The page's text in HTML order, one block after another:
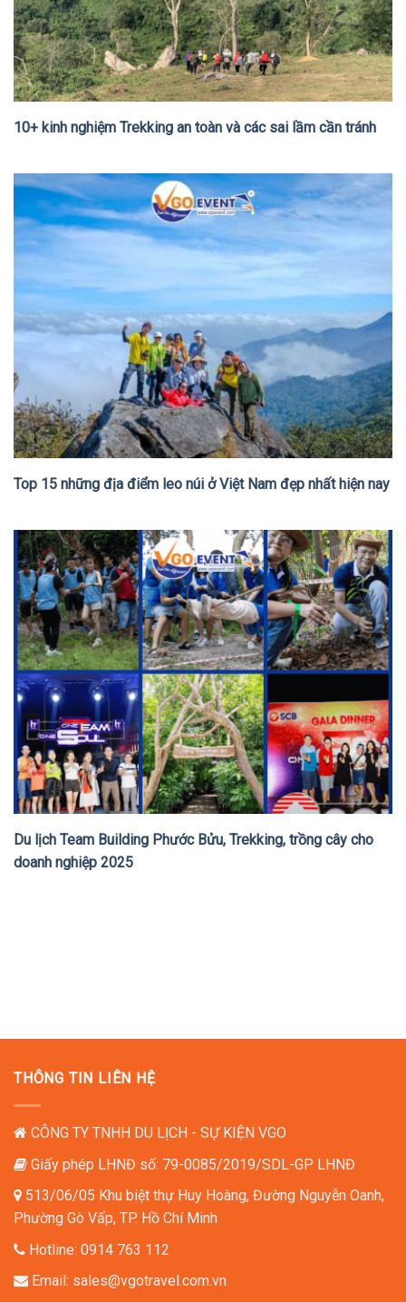
10+ kinh nghiệm Trekking an toàn và các sai lầm cần tránh
Top 15 những địa điểm leo núi ở Việt Nam đẹp nhất hiện nay
Du lịch Team Building Phước Bửu, Trekking, trồng cây cho
doanh nghiệp 2025
THÔNG TIN LIÊN HỆ
CÔNG TY TNHH DU LỊCH - SỰ KIỆN VGO
Giấy phép LHNĐ số: 79-0085/2019/SDL-GP LHNĐ
513/06/05 Khu biệt thự Huy Hoàng, Đường Nguyễn Oanh,
Phường Gò Vấp, TP. Hồ Chí Minh
Hotline: 0914 763 112
Email: sales@vgotravel.com.vn